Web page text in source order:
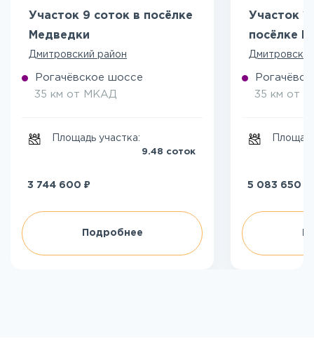
Участок 9 соток в посёлке
Медведки
Дмитровский район
Рогачёвское шоссе
35 км от МКАД
Площадь участка:
9.48 соток
3 744 600 ₽
Подробнее
Участок
посёлке
35 км от
5 083 650